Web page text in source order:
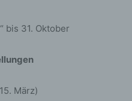
bis 31. Oktober
März)